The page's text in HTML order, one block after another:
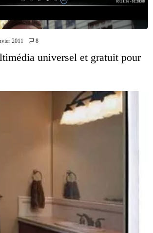
2011 8
universel et gratuit pour